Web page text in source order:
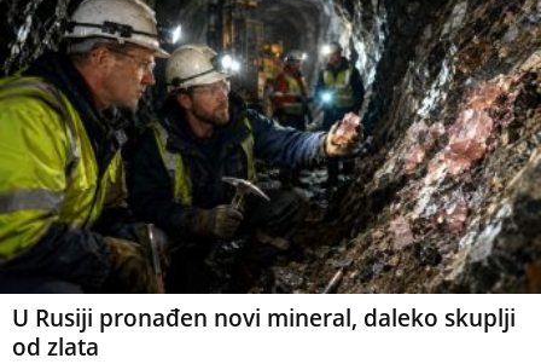
U Rusiji pronađen novi mineral, daleko skuplji
od zlata